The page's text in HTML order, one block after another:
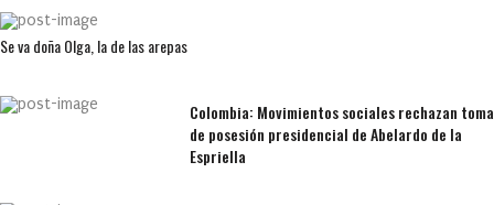
Se va doña Olga, la de las arepas
Colombia: Movimientos sociales rechazan toma
de posesión presidencial de Abelardo de la
Espriella